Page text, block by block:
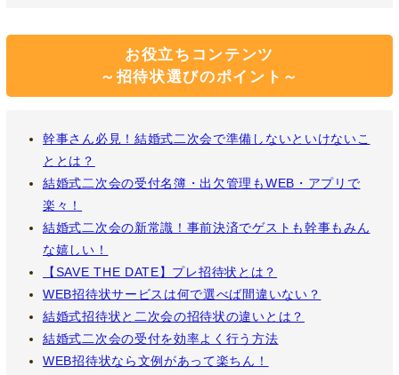
お役立ちコンテンツ
～招待状選びのポイント～
幹事さん必見！結婚式二次会で準備しないといけないこ
ととは？
結婚式二次会の受付名簿・出欠管理もWEB・アプリで
楽々！
結婚式二次会の新常識！事前決済でゲストも幹事もみん
な嬉しい！
【SAVE THE DATE】プレ招待状とは？
WEB招待状サービスは何で選べば間違いない？
結婚式招待状と二次会の招待状の違いとは？
結婚式二次会の受付を効率よく行う方法
WEB招待状なら文例があって楽ちん！